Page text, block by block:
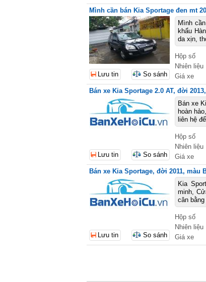
Mình cần bán Kia Sportage đen mt
Mình
khẩu
da xịn,
Hộp số
Nhiên liệu
Giá xe
Lưu tin So sánh
Bán xe Kia Sportage 2.0 AT, đời
Bán xe
hoàn
liên hệ
Hộp số
Nhiên liệu
Giá xe
Lưu tin So sánh
Bán xe Kia Sportage, đời 2011, màu
‭Kia
minh,
cân
Hộp số
Nhiên liệu
Giá xe
Lưu tin So sánh